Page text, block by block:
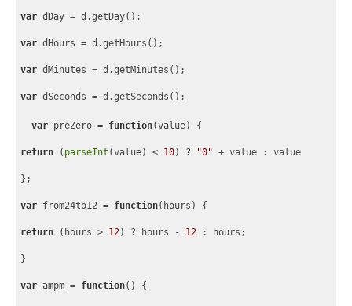
var dDay = d.getDay();
var dHours = d.getHours();
var dMinutes = d.getMinutes();
var dSeconds = d.getSeconds();
var preZero = function(value) {
return ( parseInt (value) < 10) ? "0" + value : value
} ;
var from24to12 = function( hours ) {
return (hours > 12) ? hours - 12 : hours;
}
var ampm = function( ) {